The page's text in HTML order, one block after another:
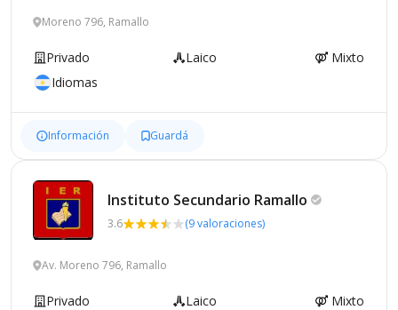
Moreno 796, Ramallo
Privado Laico
Mixto
Idiomas
Información Guardá
Instituto Secundario Ramallo
3.6 (9 valoraciones)
Av. Moreno 796, Ramallo
Privado Laico
Mixto